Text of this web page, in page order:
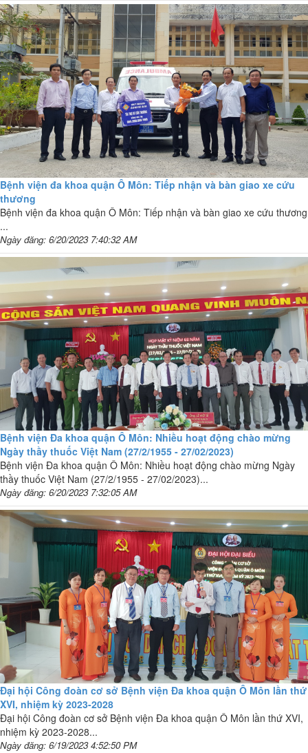
Bệnh viện đa khoa quận Ô Môn: Tiếp nhận và bàn giao xe cứu
thương
Bệnh viện đa khoa quận Ô Môn: Tiếp nhận và bàn giao xe cứu thương
...
Ngày đăng: 6/20/2023 7:40:32 AM
Bệnh viện Đa khoa quận Ô Môn: Nhiều hoạt động chào mừng
Ngày thầy thuốc Việt Nam (27/2/1955 - 27/02/2023)
Bệnh viện Đa khoa quận Ô Môn: Nhiều hoạt động chào mừng Ngày
thầy thuốc Việt Nam (27/2/1955 - 27/02/2023)...
Ngày đăng: 6/20/2023 7:32:05 AM
Đại hội Công đoàn cơ sở Bệnh viện Đa khoa quận Ô Môn lần thứ
XVI, nhiệm kỳ 2023-2028
Đại hội Công đoàn cơ sở Bệnh viện Đa khoa quận Ô Môn lần thứ XVI,
nhiệm kỳ 2023-2028...
Ngày đăng: 6/19/2023 4:52:50 PM